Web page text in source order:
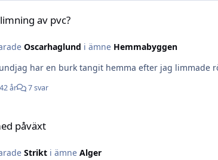
av pvc?
Oscarhaglund i ämne Hemmabyggen
har en burk tangit hemma efter jag limmade
2 år 7 svar
påväxt
Strikti ämne Alger